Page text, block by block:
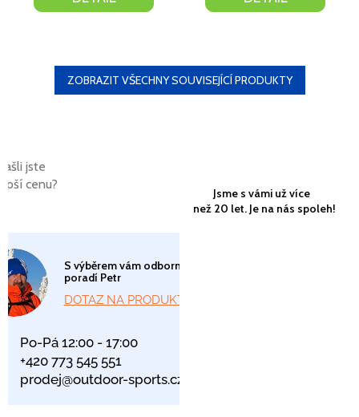
jste
cenu?
S výběrem vám odborně
poradí Petr
DOTAZ NA PRODUKT
Po-Pá 12:00 - 17:00
+420 773 545 551
prodej@outdoor-sports.cz
Jsme s vámi už více
než 20 let. Je na nás spoleh!
ZOBRAZIT VŠECHNY SOUVISEJÍCÍ PRODUKTY